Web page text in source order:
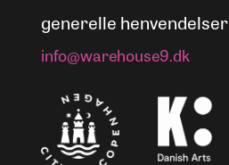
generelle henvendelser
info@warehouse9.dk